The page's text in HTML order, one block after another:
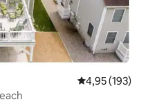
Середня
4,95 (193)